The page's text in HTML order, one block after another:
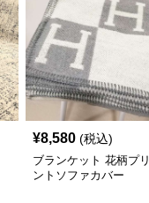
¥8,580 (税込)
ブランケット 花柄プリ
ントソファカバー